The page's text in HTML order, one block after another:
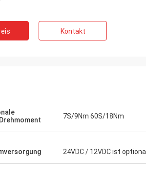
Kontakt
7S/9Nm 60S/18Nm
24VDC / 12VDC ist optional